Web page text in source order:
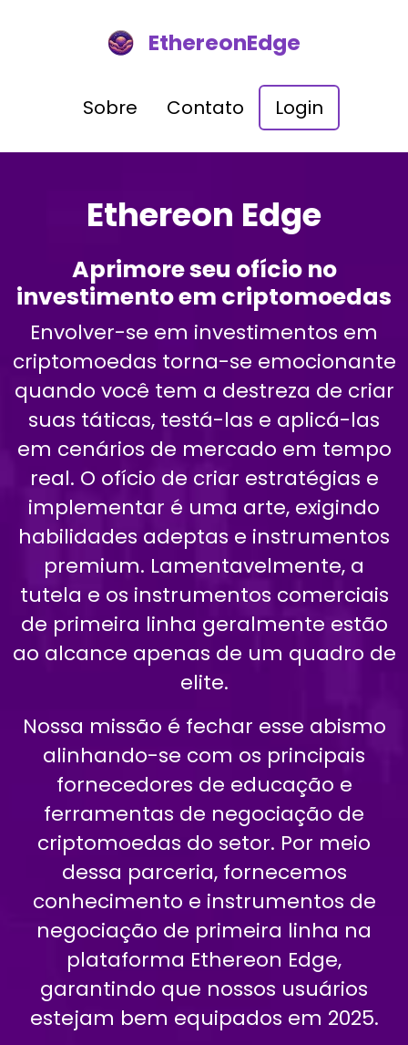
EthereonEdge
Sobre Contato Login
Ethereon Edge
Aprimore seu ofício no
investimento em criptomoedas
Envolver-se em investimentos em
criptomoedas torna-se emocionante
quando você tem a destreza de criar
suas táticas, testá-las e aplicá-las
em cenários de mercado em tempo
real. O ofício de criar estratégias e
implementar é uma arte, exigindo
habilidades adeptas e instrumentos
premium. Lamentavelmente, a
tutela e os instrumentos comerciais
de primeira linha geralmente estão
ao alcance apenas de um quadro de
elite.
Nossa missão é fechar esse abismo
alinhando-se com os principais
fornecedores de educação e
ferramentas de negociação de
criptomoedas do setor. Por meio
dessa parceria, fornecemos
conhecimento e instrumentos de
negociação de primeira linha na
plataforma Ethereon Edge,
garantindo que nossos usuários
estejam bem equipados em 2025.